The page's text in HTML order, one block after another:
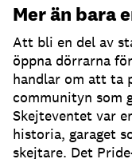
Mer än bara
Att bli en del av
öppna dörrarna
handlar om att ta
communityn som
Skejteventet var
historia, garaget
skejtare. Det